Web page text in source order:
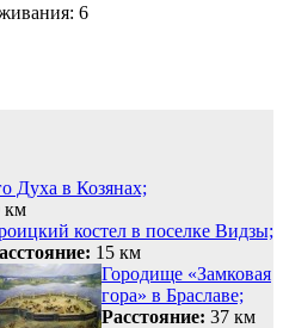
6
Духа в Козянах;
км
костел в поселке Видзы;
15 км
Городище «Замковая
гора» в Браславе;
Расстояние: 37 км